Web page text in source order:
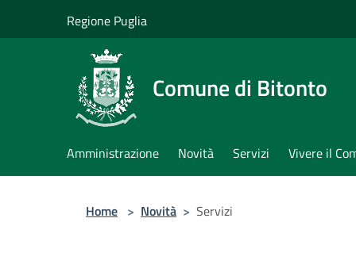
Regione Puglia
Comune di Bitonto
Amministrazione Novità Servizi Vivere il
Home > Novità > Servizi